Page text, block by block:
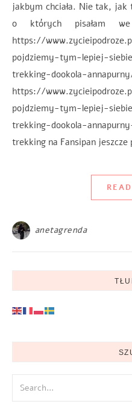
jakbym chciała. Nie tak, jak
o których pisałam
https://
pojdziemy-tym-lepiej-
trekking-dookola-
https://
pojdziemy-tym-lepiej-
trekking-dookola-
trekking na Fansipan
anetagrenda